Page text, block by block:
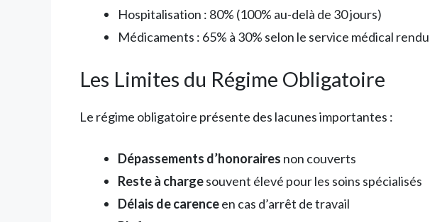
Hospitalisation : 80% (100% au-delà de 30 jours)
Médicaments : 65% à 30% selon le service médical rendu
Les Limites du Régime Obligatoire
Le régime obligatoire présente des lacunes importantes :
Dépassements d’honoraires non couverts
Reste à chargesouvent élevé pour les soins spécialisés
Délais de carenceen cas d’arrêt de travail